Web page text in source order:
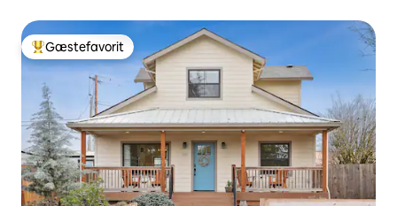
Bedste gæstefavorit
Gæstefavorit